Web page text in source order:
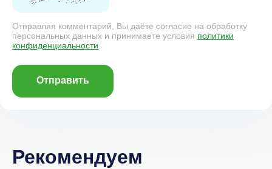
Отправляя комментарий, Вы даёте согласие на обработку
персональных данных и принимаете условия политики
конфиденциальности
Отправить
Рекомендуем